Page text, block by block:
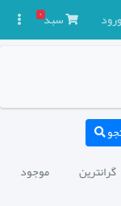
ورود سبد۰
گرانترین موجود